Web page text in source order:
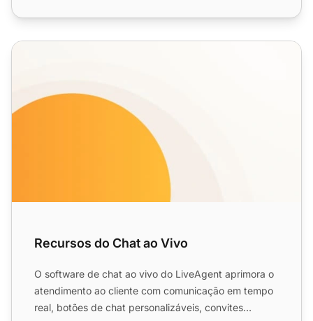
Recursos do Chat ao Vivo
Recursos do Chat ao Vivo
O software de chat ao vivo do LiveAgent aprimora o
atendimento ao cliente com comunicação em tempo
real, botões de chat personalizáveis, convites